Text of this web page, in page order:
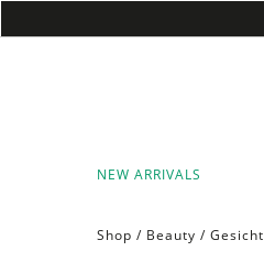
NEW ARRIVALS
Shop / Beauty / Gesicht